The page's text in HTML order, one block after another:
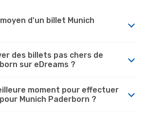
d'un billet Munich
des billets pas chers de
sur eDreams ?
moment pour effectuer
Munich Paderborn ?